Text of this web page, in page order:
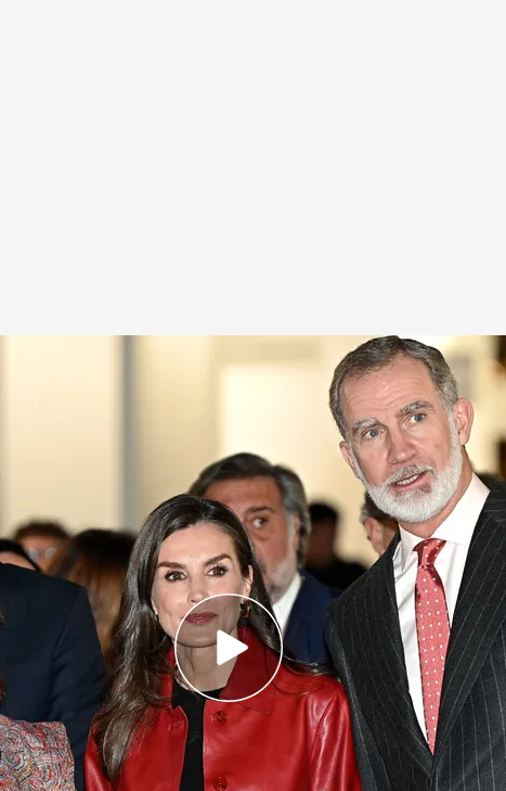
IMAGEN: Carmen de las Muelas
sus luces contra el 21% de IVA cultural:
países vecinos"
está 'Lavado de cara': una crítica al
derecha
encontrar en ARCO cuesta 300
euros